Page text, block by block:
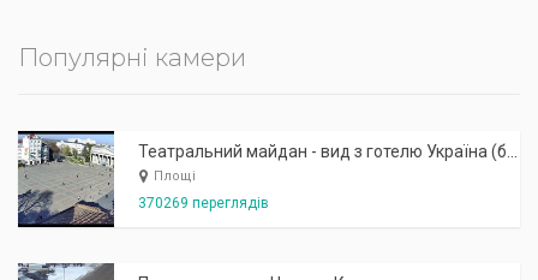
Популярні камери
Площі
370269 переглядів